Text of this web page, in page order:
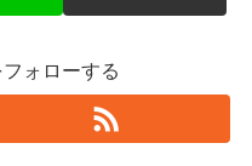
ォローする